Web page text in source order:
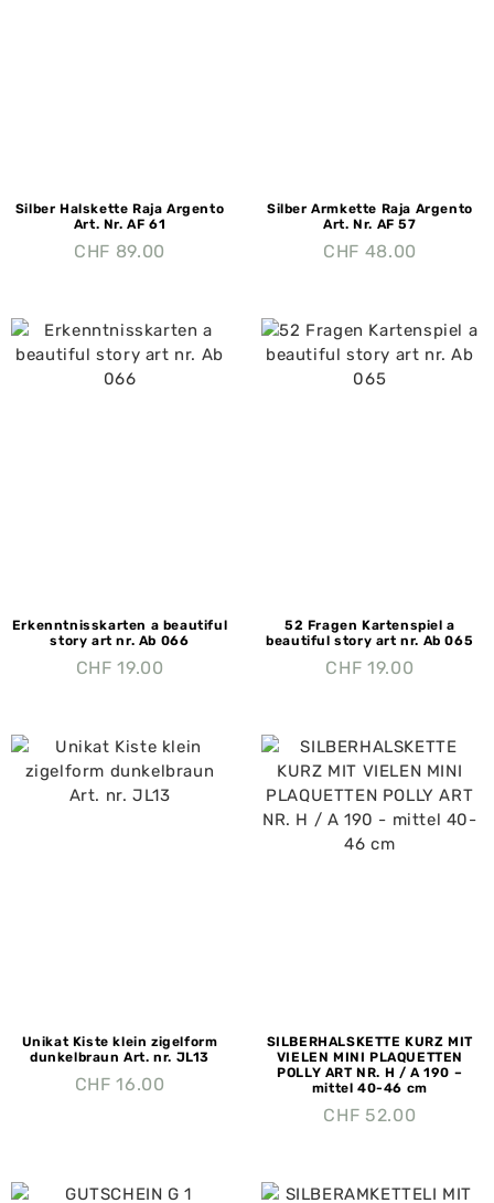
Silber Halskette Raja Argento
Art. Nr. AF 61
CHF 89.00
Silber Armkette Raja Argento
Art. Nr. AF 57
CHF 48.00
Erkenntnisskarten a beautiful
story art nr. Ab 066
CHF 19.00
52 Fragen Kartenspiel a
beautiful story art nr. Ab 065
CHF 19.00
Unikat Kiste klein zigelform
dunkelbraun Art. nr. JL13
CHF 16.00
SILBERHALSKETTE KURZ MIT
VIELEN MINI PLAQUETTEN
POLLY ART NR. H / A 190 –
mittel 40-46 cm
CHF 52.00